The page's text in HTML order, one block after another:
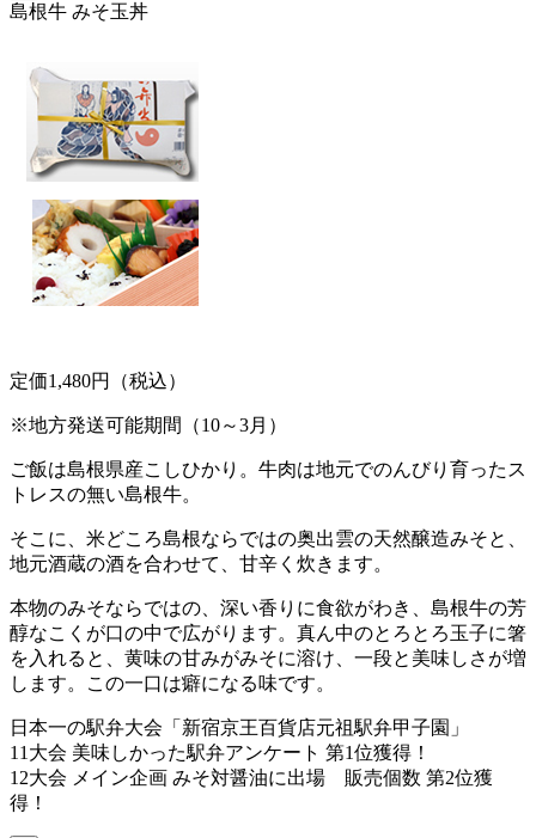
島根牛 みそ玉丼
定価1,480円（税込）
※地方発送可能期間（10～3月）
ご飯は島根県産こしひかり。牛肉は地元でのんびり育ったス
トレスの無い島根牛。
そこに、米どころ島根ならではの奥出雲の天然醸造みそと、
地元酒蔵の酒を合わせて、甘辛く炊きます。
本物のみそならではの、深い香りに食欲がわき、島根牛の芳
醇なこくが口の中で広がります。真ん中のとろとろ玉子に箸
を入れると、黄味の甘みがみそに溶け、一段と美味しさが増
します。この一口は癖になる味です。
日本一の駅弁大会「新宿京王百貨店元祖駅弁甲子園」
11大会 美味しかった駅弁アンケート 第1位獲得！
12大会 メイン企画 みそ対醤油に出場 販売個数 第2位獲
得！